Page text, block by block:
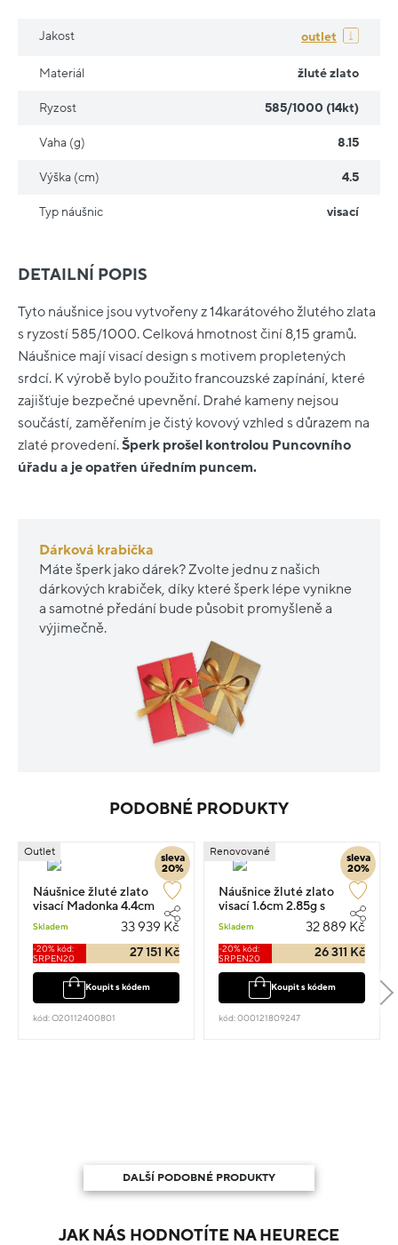
DETAILNÍ POPIS
Tyto náušnice jsou vytvořeny z 14karátového žlutého zlata
s ryzostí 585/1000. Celková hmotnost činí 8,15 gramů.
Náušnice mají visací design s motivem propletených
srdcí. K výrobě bylo použito francouzské zapínání, které
zajišťuje bezpečné upevnění. Drahé kameny nejsou
součástí, zaměřením je čistý kovový vzhled s důrazem na
zlaté provedení.Šperk prošel kontrolou Puncovního
úřadu a je opatřen úředním puncem.
Dárková krabička
Máte šperk jako dárek? Zvolte jednu z našich
dárkových krabiček, díky které šperk lépe vynikne
a samotné předání bude působit promyšleně a
výjimečně.
Jakost outlet
Materiál žluté zlato
Ryzost 585/1000 (14kt)
Vaha (g) 8.15
Výška (cm) 4.5
Typ náušnic visací
PODOBNÉ PRODUKTY
sleva
20%
Outlet
Náušnice žluté zlato
visací Madonka 4.4cm
Skladem 33 939 Kč
-20% kód:
SRPEN20
27 151 Kč
Koupit s kódem
kód: O20112400801
sleva
20%
Renovované
Náušnice žluté zlato
visací 1.6cm 2.85g s
diamantem 0.400ct
Skladem 32 889 Kč
-20% kód:
SRPEN20
26 311 Kč
Koupit s kódem
kód: 000121809247
DALŠÍ PODOBNÉ PRODUKTY
JAK NÁS HODNOTÍTE NA HEURECE